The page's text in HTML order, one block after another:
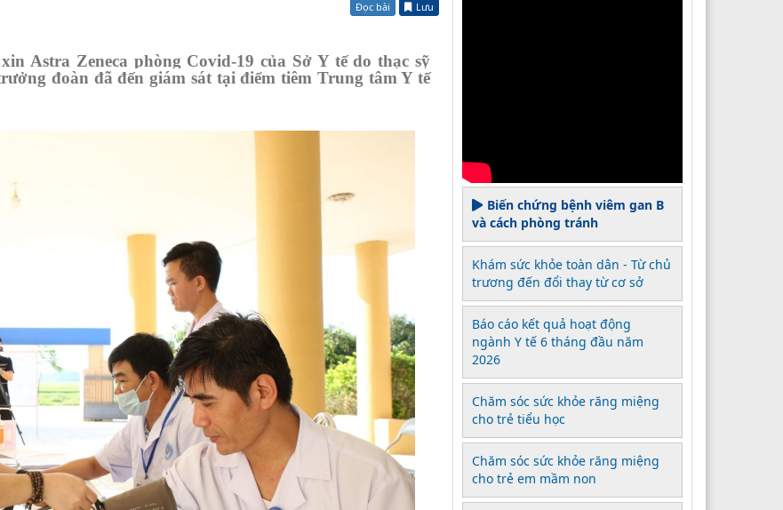
Đọc bài Lưu
Astra Zeneca phòng Covid-19 của Sở Y tế do thạc sỹ
đoàn đã đến giám sát tại điểm tiêm Trung tâm Y tế
Biến chứng bệnh viêm gan B
và cách phòng tránh
Khám sức khỏe toàn dân - Từ chủ
trương đến đổi thay từ cơ sở
Báo cáo kết quả hoạt động
ngành Y tế 6 tháng đầu năm
2026
Chăm sóc sức khỏe răng miệng
cho trẻ tiểu học
Chăm sóc sức khỏe răng miệng
cho trẻ em mầm non